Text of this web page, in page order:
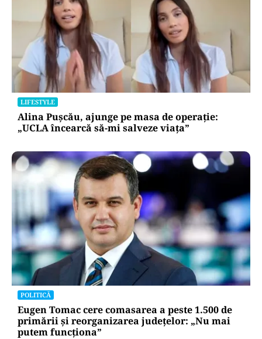
LIFESTYLE
Alina Pușcău, ajunge pe masa de operație:
„UCLA încearcă să-mi salveze viața”
POLITICĂ
Eugen Tomac cere comasarea a peste 1.500 de
primării și reorganizarea județelor: „Nu mai
putem funcționa”